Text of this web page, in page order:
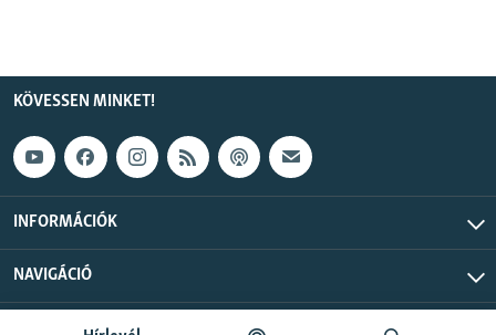
KÖVESSEN MINKET!
INFORMÁCIÓK
NAVIGÁCIÓ